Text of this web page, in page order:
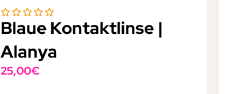
Blaue Kontaktlinse |
Alanya
25,00€